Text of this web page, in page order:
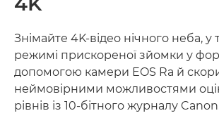
Знімайте 4K-відео нічного неба, у
режимі прискореної зйомки у
допомогою камери EOS Ra й
неймовірними можливостями
рівнів із 10-бітного журналу